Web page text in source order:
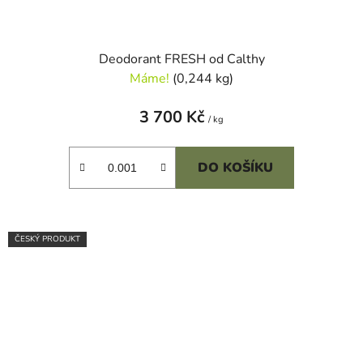
Deodorant FRESH od Calthy
Máme! (0,244 kg)
3 700 Kč / kg
DO KOŠÍKU
ČESKÝ PRODUKT